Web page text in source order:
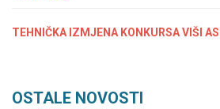
TEHNIČKA IZMJENA KONKURSA VIŠI
OSTALE NOVOSTI